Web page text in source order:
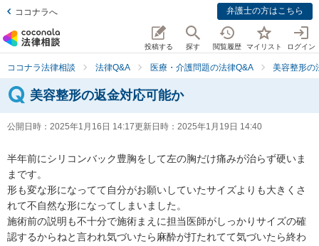
ココナラへ 弁護士の方はこちら
投稿する 探す 閲覧履歴 マイリスト ログイン
ココナラ法律相談 法律Q&A 医療・介護問題の法律Q&A 美容整形の
美容整形の返金対応可能か
公開日時： 2025年1月16日 14:17更新日時： 2025年1月19日 14:40
半年前にシリコンバック豊胸をして左の胸だけ痛みが治らず硬いま
まです。
形も変な形になってて自分がお願いしていたサイズよりも大きくさ
れて不自然な形になってしまいました。
施術前の説明も不十分で施術まえに担当医師がしっかりサイズの確
認するからねと言われ気づいたら麻酔が打たれてて気づいたら終わ